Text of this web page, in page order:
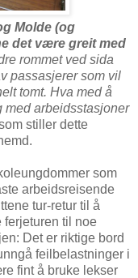
Molde (og
det være greit med
rommet ved sida
passasjerer som vil
tomt. Hva med å
med arbeidsstasjoner
stiller dette
som
arbeidsreisende
tur-retur til å
ferjeturen til noe
Det er riktige bord
feilbelastninger i
fint å bruke lekser